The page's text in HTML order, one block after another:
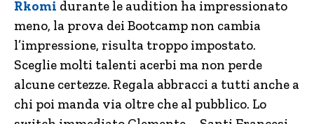
Rkomi durante le audition ha impressionato
meno, la prova dei Bootcamp non cambia
l’impressione, risulta troppo impostato.
Sceglie molti talenti acerbi ma non perde
alcune certezze. Regala abbracci a tutti anche a
chi poi manda via oltre che al pubblico. Lo